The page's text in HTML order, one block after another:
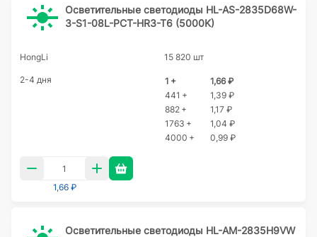
Осветительные светодиоды HL-AS-2835D68W-
3-S1-08L-PCT-HR3-T6 (5000K)
HongLi 15 820 шт
2-4 дня 1 +
1,66 ₽
441 +
1,39 ₽
882 +
1,17 ₽
1763 +
1,04 ₽
4000 +
0,99 ₽
1,66 ₽
Осветительные светодиоды HL-AM-2835H9VW